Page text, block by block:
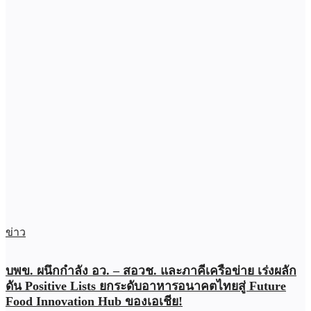
ข่าว
บพข. ผนึกกำลัง อว. – สอวช. และภาคีเครือข่าย เร่งผลัก
ดัน Positive Lists ยกระดับอาหารอนาคตไทยสู่ Future
Food Innovation Hub ของเอเชีย!